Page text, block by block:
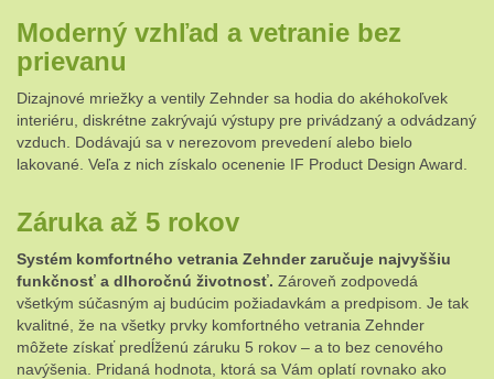
Moderný vzhľad a vetranie bez
prievanu
Dizajnové mriežky a ventily Zehnder sa hodia do akéhokoľvek
interiéru, diskrétne zakrývajú výstupy pre privádzaný a odvádzaný
vzduch. Dodávajú sa v nerezovom prevedení alebo bielo
lakované. Veľa z nich získalo ocenenie IF Product Design Award.
Záruka až 5 rokov
Systém komfortného vetrania Zehnder zaručuje najvyššiu
funkčnosť a dlhoročnú životnosť. Zároveň zodpovedá
všetkým súčasným aj budúcim požiadavkám a predpisom. Je tak
kvalitné, že na všetky prvky komfortného vetrania Zehnder
môžete získať predĺženú záruku 5 rokov – a to bez cenového
navýšenia. Pridaná hodnota, ktorá sa Vám oplatí rovnako ako